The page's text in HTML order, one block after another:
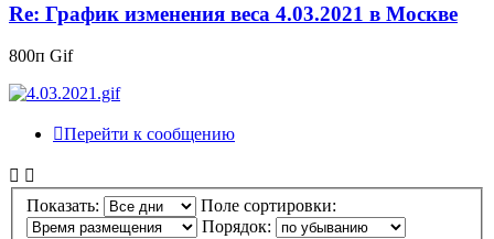
Re: График изменения веса 4.03.2021 в Москве
800п Gif
Перейти к сообщению
Показать:
Поле сортировки:
Порядок: